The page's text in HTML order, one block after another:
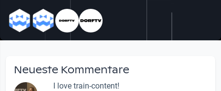
Neueste Kommentare
I love train-content!